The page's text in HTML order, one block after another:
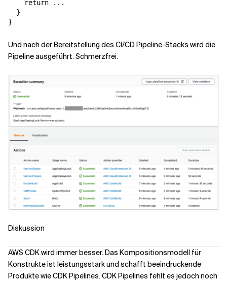
    return ...
  }
Und nach der Bereitstellung des CI/CD Pipeline-Stacks wird die
Pipeline ausgeführt. Schmerzfrei.
Diskussion
AWS CDK wird immer besser. Das Kompositionsmodell für
Konstrukte ist leistungsstark und schafft beeindruckende
Produkte wie CDK Pipelines. CDK Pipelines fehlt es jedoch noch